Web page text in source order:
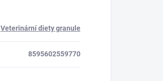
Veterinární diety granule
8595602559770